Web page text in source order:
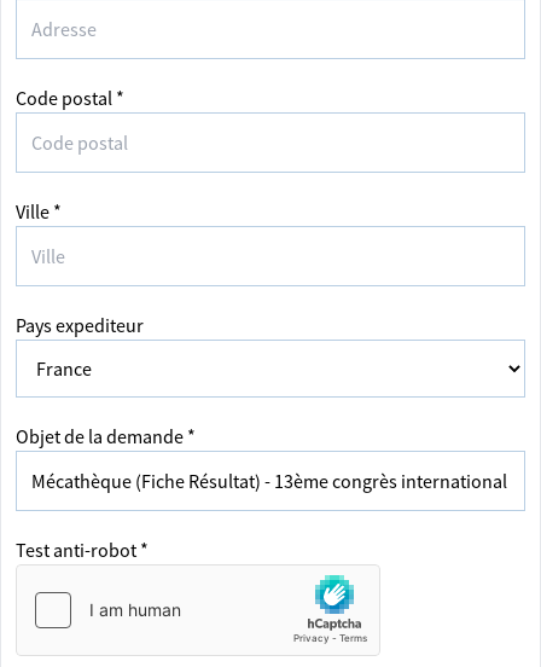
Code postal *
Ville *
Pays expediteur
Objet de la demande *
Test anti-robot *